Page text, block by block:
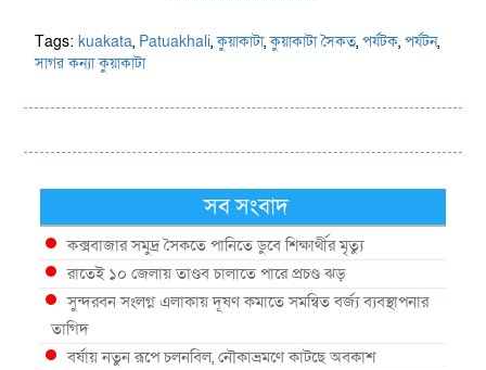
Tags:kuakata, Patuakhali,কুয়াকাটা,কুয়াকাটা সৈকত,পর্যটক,পর্যটন,
সাগর কন্যা কুয়াকাটা
সব সংবাদ
কক্সবাজার সমুদ্র সৈকতে পানিতে ডুবে শিক্ষার্থীর মৃত্যু
রাতেই ১০ জেলায় তাণ্ডব চালাতে পারে প্রচণ্ড ঝড়
সুন্দরবন সংলগ্ন এলাকায় দূষণ কমাতে সমন্বিত বর্জ্য ব্যবস্থাপনার
তাগিদ
বর্ষায় নতুন রূপে চলনবিল, নৌকাভ্রমণে কাটছে অবকাশ